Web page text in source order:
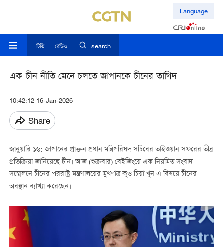
Language
টিভি রেডিও search
এক-চীন নীতি মেনে চলতে জাপানকে চীনের তাগিদ
10:42:12 16-Jan-2026
Share
জানুয়ারি ১৬: জাপানের প্রাক্তন প্রধান মন্ত্রিপরিষদ সচিবের তাইওয়ান সফরের তীব্র
প্রতিক্রিয়া জানিয়েছে চীন। আজ (শুক্রবার) বেইজিংয়ে এক নিয়মিত সংবাদ
সম্মেলনে চীনের পররাষ্ট্র মন্ত্রণালয়ের মুখপাত্র কুও চিয়া খুন এ বিষয়ে চীনের
অবস্থান ব্যাখ্যা করেছেন।